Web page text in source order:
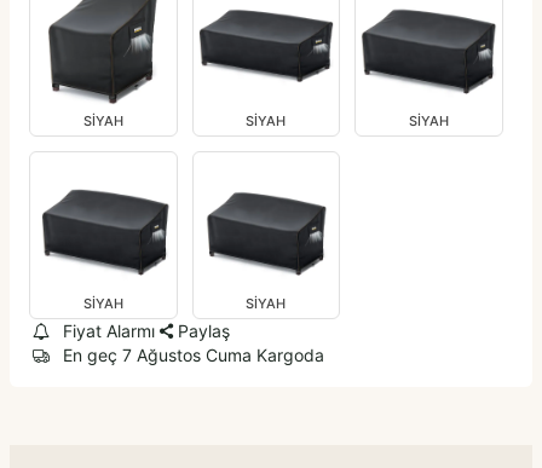
SİYAH SİYAH SİYAH
SİYAH SİYAH
Fiyat Alarmı
Paylaş
En geç 7 Ağustos Cuma Kargoda